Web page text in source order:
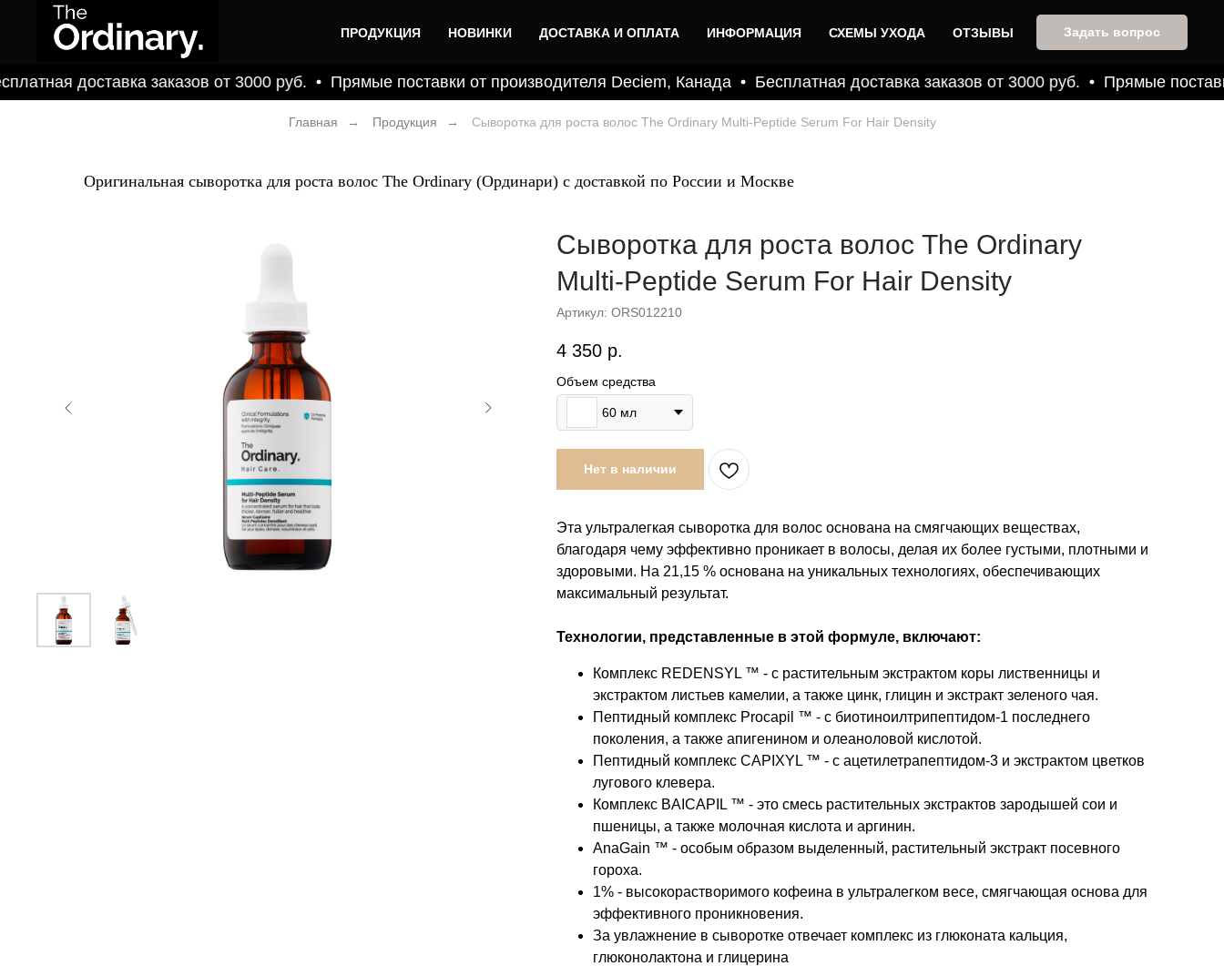
ПРОДУКЦИЯ НОВИНКИ ДОСТАВКА И ОПЛАТА ИНФОРМАЦИЯ СХЕМЫ УХОДА ОТЗЫВЫ Задать вопрос
доставка заказов от 3000 руб. Прямые поставки от производителя Deciem, Канада Бесплатная доставка заказов от 3000 руб. Прямые поставки
Главная → Продукция → Сыворотка для роста волос​ The Ordinary Multi-Peptide Serum For Hair Density
Оригинальная сыворотка для роста волос The Ordinary (Ординари) с доставкой по России и Москве
Сыворотка для роста волос​ The Ordinary
Multi-Peptide Serum For Hair Density
Артикул: ORS012210
4 350 р.
Объем средства
60 мл
Нет в наличии
Эта ультралегкая сыворотка для волос основана на смягчающих веществах,
благодаря чему эффективно проникает в волосы, делая их более густыми, плотными и
здоровыми. На 21,15 % основана на уникальных технологиях, обеспечивающих
максимальный результат.
Технологии, представленные в этой формуле, включают:
Комплекс REDENSYL ™ - с растительным экстрактом коры лиственницы и
экстрактом листьев камелии, а также цинк, глицин и экстракт зеленого чая.
Пептидный комплекс Procapil ™ - с биотиноилтрипептидом-1 последнего
поколения, а также апигенином и олеаноловой кислотой.
Пептидный комплекс CAPIXYL ™ - с ацетилетрапептидом-3 и экстрактом цветков
лугового клевера.
Комплекс BAICAPIL ™ - это смесь растительных экстрактов зародышей сои и
пшеницы, а также молочная кислота и аргинин.
AnaGain ™ - особым образом выделенный, растительный экстракт посевного
гороха.
1% - высокорастворимого кофеина в ультралегком весе, смягчающая основа для
эффективного проникновения.
За увлажнение в сыворотке отвечает комплекс из глюконата кальция,
глюконолактона и глицерина